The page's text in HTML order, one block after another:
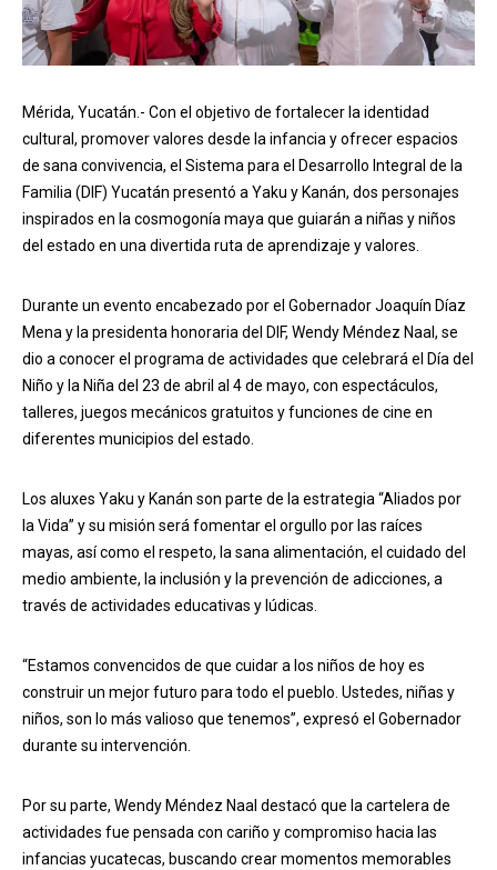
Mérida, Yucatán.- Con el objetivo de fortalecer la identidad
cultural, promover valores desde la infancia y ofrecer espacios
de sana convivencia, el Sistema para el Desarrollo Integral de la
Familia (DIF) Yucatán presentó a Yaku y Kanán, dos personajes
inspirados en la cosmogonía maya que guiarán a niñas y niños
del estado en una divertida ruta de aprendizaje y valores.
Durante un evento encabezado por el Gobernador Joaquín Díaz
Mena y la presidenta honoraria del DIF, Wendy Méndez Naal, se
dio a conocer el programa de actividades que celebrará el Día del
Niño y la Niña del 23 de abril al 4 de mayo, con espectáculos,
talleres, juegos mecánicos gratuitos y funciones de cine en
diferentes municipios del estado.
Los aluxes Yaku y Kanán son parte de la estrategia “Aliados por
la Vida” y su misión será fomentar el orgullo por las raíces
mayas, así como el respeto, la sana alimentación, el cuidado del
medio ambiente, la inclusión y la prevención de adicciones, a
través de actividades educativas y lúdicas.
“Estamos convencidos de que cuidar a los niños de hoy es
construir un mejor futuro para todo el pueblo. Ustedes, niñas y
niños, son lo más valioso que tenemos”, expresó el Gobernador
durante su intervención.
Por su parte, Wendy Méndez Naal destacó que la cartelera de
actividades fue pensada con cariño y compromiso hacia las
infancias yucatecas, buscando crear momentos memorables